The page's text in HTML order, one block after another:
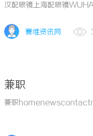
汉配眼镜上海配眼镜
为基础，全场镜片40%-
赛维资讯网
兼职
兼职